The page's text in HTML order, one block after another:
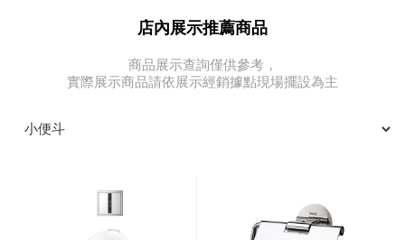
店內展示推薦商品
商品展示查詢僅供參考，
實際展示商品請依展示經銷據點現場擺設為主